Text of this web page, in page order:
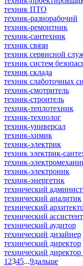
техник ПТО
техник-разнорабочий
техник-ремонтник
техник-сантехник
техник связи
техник сервисной
техник систем
техник склада
техник слаботочных
техник-смотритель
техник-строитель
техник-теплотехник
техник-технолог
техник-универсал
техник-химик
техник-электрик
техник электрик-
техник-
техник-электроник
техник-энергетик
технический
технический аналитик
технический
технический ассистент
технический аудитор
технический дизайнер
технический директор
технический
1 2345...9дальше